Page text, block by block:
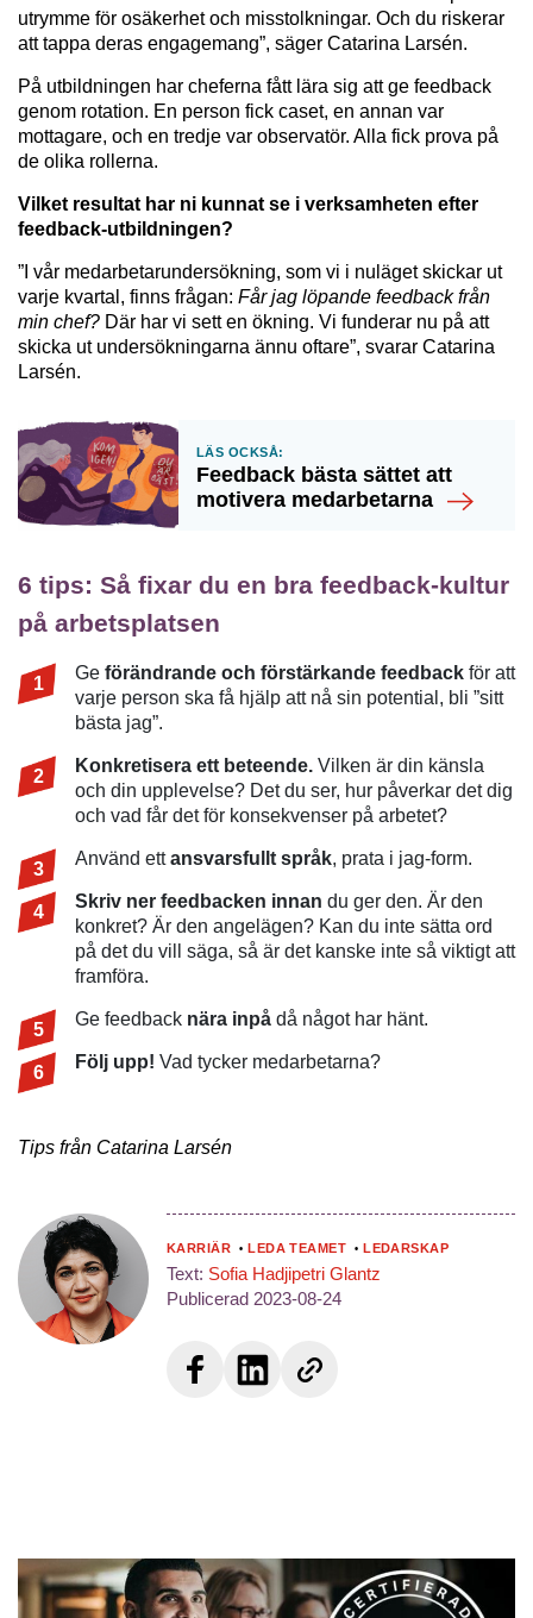
utrymme för osäkerhet och misstolkningar. Och du riskerar
att tappa deras engagemang”, säger Catarina Larsén.
På utbildningen har cheferna fått lära sig att ge feedback
genom rotation. En person fick caset, en annan var
mottagare, och en tredje var observatör. Alla fick prova på
de olika rollerna.
Vilket resultat har ni kunnat se i verksamheten efter
feedback-utbildningen?
”I vår medarbetarundersökning, som vi i nuläget skickar ut
varje kvartal, finns frågan: Får jag löpande feedback från
min chef? Där har vi sett en ökning. Vi funderar nu på att
skicka ut undersökningarna ännu oftare”, svarar Catarina
Larsén.
Läs också:
Feedback bästa sättet att
motivera medarbetarna
6 tips: Så fixar du en bra feedback-kultur
på arbetsplatsen
Ge förändrande och förstärkande feedback för att
varje person ska få hjälp att nå sin potential, bli ”sitt
bästa jag”.
Konkretisera ett beteende. Vilken är din känsla
och din upplevelse? Det du ser, hur påverkar det dig
och vad får det för konsekvenser på arbetet?
Använd ettansvarsfullt språk, prata i jag-form.
Skriv ner feedbacken innan du ger den. Är den
konkret? Är den angelägen? Kan du inte sätta ord
på det du vill säga, så är det kanske inte så viktigt att
framföra.
Ge feedback nära inpå då något har hänt.
Följ upp! Vad tycker medarbetarna?
Tips från Catarina Larsén
Karriär Leda teamet
Ledarskap
Text: Sofia Hadjipetri Glantz
Publicerad 2023-08-24